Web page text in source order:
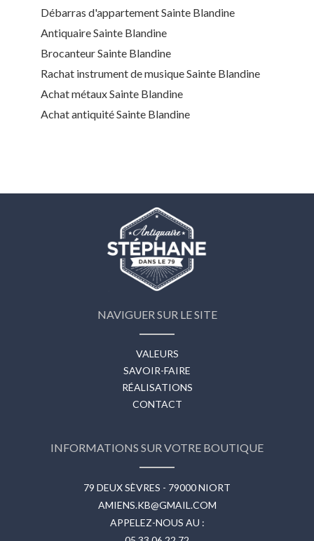
Débarras d'appartement Sainte Blandine
Antiquaire Sainte Blandine
Brocanteur Sainte Blandine
Rachat instrument de musique Sainte Blandine
Achat métaux Sainte Blandine
Achat antiquité Sainte Blandine
NAVIGUER SUR LE SITE
VALEURS
SAVOIR-FAIRE
RÉALISATIONS
CONTACT
INFORMATIONS SUR VOTRE BOUTIQUE
79 DEUX SÈVRES - 79000 NIORT
AMIENS.KB@GMAIL.COM
APPELEZ-NOUS AU :